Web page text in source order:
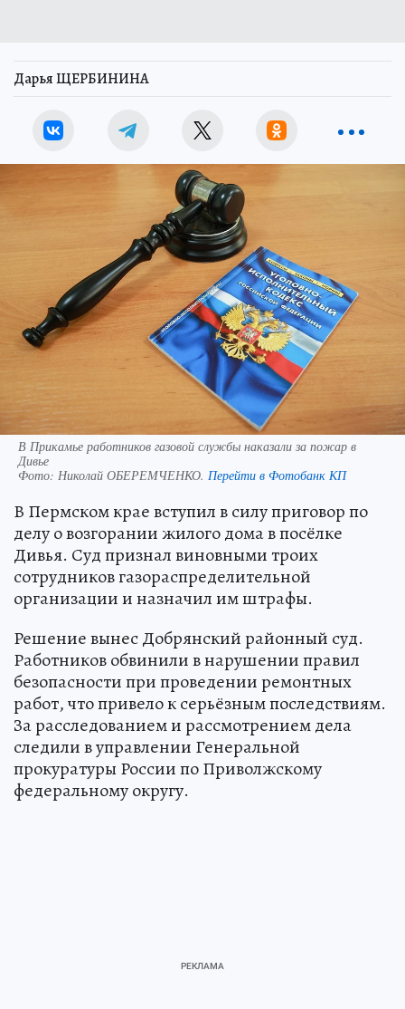
Дарья ЩЕРБИНИНА
В Прикамье работников газовой службы наказали за пожар в
Дивье
Фото: Николай ОБЕРЕМЧЕНКО. Перейти в Фотобанк КП
В Пермском крае вступил в силу приговор по
делу о возгорании жилого дома в посёлке
Дивья. Суд признал виновными троих
сотрудников газораспределительной
организации и назначил им штрафы.
Решение вынес Добрянский районный суд.
Работников обвинили в нарушении правил
безопасности при проведении ремонтных
работ, что привело к серьёзным последствиям.
За расследованием и рассмотрением дела
следили в управлении Генеральной
прокуратуры России по Приволжскому
федеральному округу.